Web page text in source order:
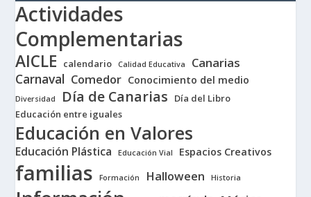
Actividades
Complementarias
AICLE calendario Calidad Educativa Canarias
Carnaval Comedor Conocimiento del medio
Diversidad Día de Canarias
Día del Libro
Educación entre iguales
Educación en Valores
Educación Plástica Educación Vial Espacios Creativos
familias Formación Halloween Historia